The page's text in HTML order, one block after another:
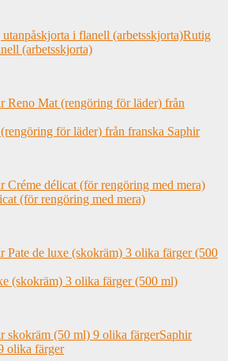
Rutig
(arbetsskjorta)
för läder) från franska Saphir
(för rengöring med mera)
(skokräm) 3 olika färger (500 ml)
Saphir
olika färger